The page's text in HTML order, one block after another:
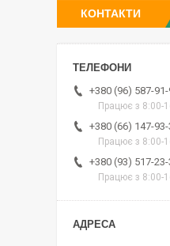
КОНТАКТИ
+380 (96) 587-91-
Працює з 8:00-
+380 (66) 147-93-
Працює з 8:00-
+380 (93) 517-23-
Працює з 8:00-